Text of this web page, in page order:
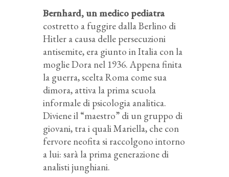
Bernhard, un medico pediatra
costretto a fuggire dalla Berlino di
Hitler a causa delle persecuzioni
antisemite, era giunto in Italia con la
moglie Dora nel 1936. Appena finita
la guerra, scelta Roma come sua
dimora, attiva la prima scuola
informale di psicologia analitica.
Diviene il “maestro” di un gruppo di
giovani, tra i quali Mariella, che con
fervore neofita si raccolgono intorno
a lui: sarà la prima generazione di
analisti junghiani.